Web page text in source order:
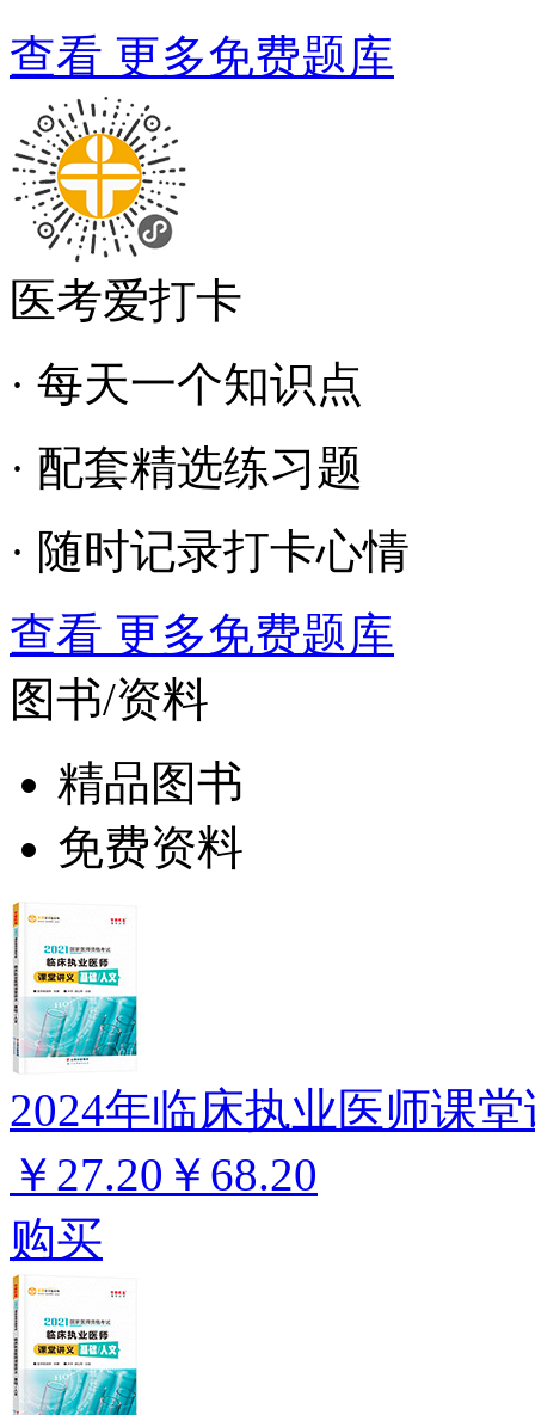
查看 更多免费题库
医考爱打卡
· 每天一个知识点
· 配套精选练习题
· 随时记录打卡心情
查看 更多免费题库
图书/资料
精品图书
免费资料
2024年临床执业医师课
￥27.20 ￥68.20
购买